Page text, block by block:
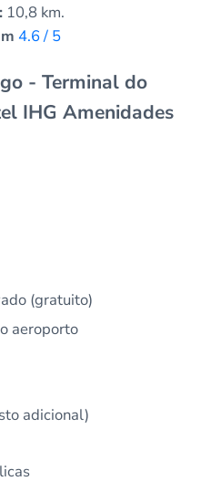
10,8 km.
4.6 / 5
- Terminal do
IHG Amenidades
(gratuito)
aeroporto
adicional)